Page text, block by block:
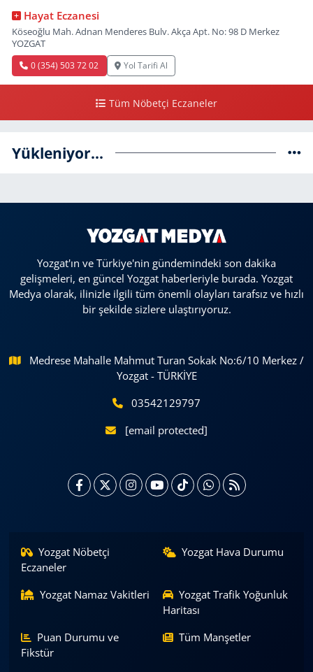
Hayat Eczanesi
Köseoğlu Mah. Adnan Menderes Bulv. Akça Apt. No: 98 D Merkez
YOZGAT
0 (354) 503 72 02 Yol Tarifi Al
Tüm Nöbetçi Eczaneler
Yükleniyor...
Yozgat'ın ve Türkiye'nin gündemindeki son dakika
gelişmeleri, en güncel Yozgat haberleriyle burada. Yozgat
Medya olarak, ilinizle ilgili tüm önemli olayları tarafsız ve hızlı
bir şekilde sizlere ulaştırıyoruz.
Medrese Mahalle Mahmut Turan Sokak No:6/10 Merkez /
Yozgat - TÜRKİYE
03542129797
[email protected]
Yozgat Nöbetçi
Eczaneler
Yozgat Hava Durumu
Yozgat Namaz Vakitleri
Yozgat Trafik Yoğunluk
Haritası
Puan Durumu ve
Fikstür
Tüm Manşetler